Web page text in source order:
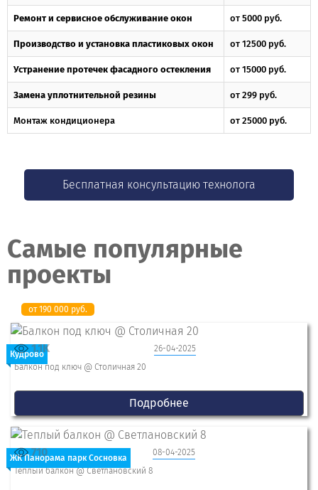
Ремонт и сервисное обслуживание окон от 5000 руб.
Производство и установка пластиковых окон от 12500 руб.
Устранение протечек фасадного остекления от 15000 руб.
Замена уплотнительной резины от 299 руб.
Монтаж кондиционера от 25000 руб.
Бесплатная консультацию технолога
Самые популярные
проекты
Кудрово
от 190 000 руб.
26-04-2025
1.1K
Балкон под ключ @ Столичная 20
Подробнее
ЖК Панорама парк Сосновка
08-04-2025
710
Теплый балкон @ Светлановский 8